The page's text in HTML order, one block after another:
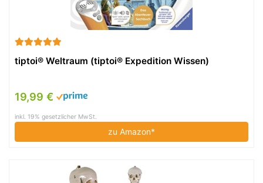
tiptoi® Weltraum (tiptoi® Expedition Wissen)
19,99 €
inkl. 19% gesetzlicher MwSt.
zu Amazon*